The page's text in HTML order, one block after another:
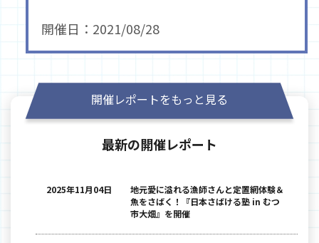
開催日：2021/08/28
開催レポートをもっと見る
最新の開催レポート
2025年11月04日
地元愛に溢れる漁師さんと定置網体験＆
魚をさばく！『日本さばける塾 in むつ
市大畑』を開催